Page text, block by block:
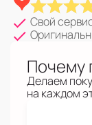
Свой
Почему
Делаем
на каждом